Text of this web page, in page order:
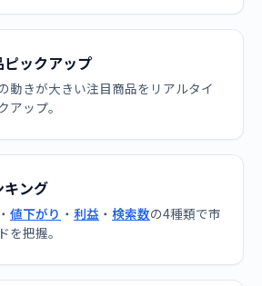
ックアップ
動きが大きい注目商品をリアルタイ
アップ。
キング
・ 値下がり ・ 利益 ・ 検索数の4種類で市
を把握。